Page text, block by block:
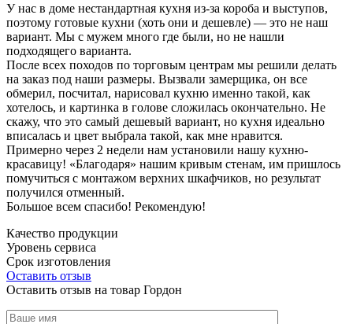
У нас в доме нестандартная кухня из-за короба и выступов,
поэтому готовые кухни (хоть они и дешевле) — это не наш
вариант. Мы с мужем много где были, но не нашли
подходящего варианта.
После всех походов по торговым центрам мы решили делать
на заказ под наши размеры. Вызвали замерщика, он все
обмерил, посчитал, нарисовал кухню именно такой, как
хотелось, и картинка в голове сложилась окончательно. Не
скажу, что это самый дешевый вариант, но кухня идеально
вписалась и цвет выбрала такой, как мне нравится.
Примерно через 2 недели нам установили нашу кухню-
красавицу! «Благодаря» нашим кривым стенам, им пришлось
помучиться с монтажом верхних шкафчиков, но результат
получился отменный.
Большое всем спасибо! Рекомендую!
Качество продукции
Уровень сервиса
Срок изготовления
Оставить отзыв
Оставить отзыв на товар Гордон